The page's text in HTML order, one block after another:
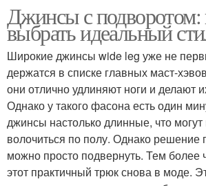
Джинсы с подворотом:
выбрать идеальный
Широкие джинсы wide leg уже не
держатся в списке главных маст-
они отлично удлиняют ноги и делают
Однако у такого фасона есть один
джинсы настолько длинные, что могут
волочиться по полу. Однако решение
можно просто подвернуть. Тем более
этот практичный трюк снова в моде.